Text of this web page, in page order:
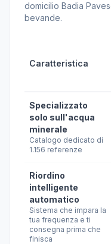
domicilio Badia
bevande.
Caratteristica
Specializzato
solo sull'acqua
minerale
Catalogo dedicato di
1.156 referenze
Riordino
intelligente
automatico
Sistema che impara la
tua frequenza e ti
consegna prima che
finisca